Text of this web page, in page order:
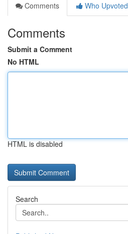
Comments
Who Upvoted
Comments
Submit a Comment
No HTML
HTML is disabled
Search